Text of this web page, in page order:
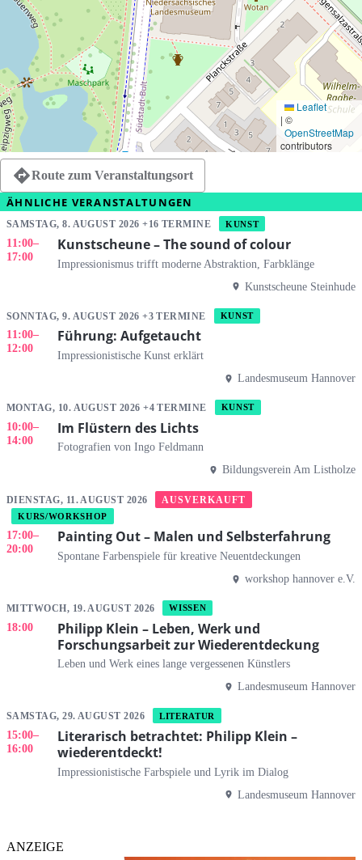
Leaflet
| ©
OpenStreetMap
contributors
Route zum Veranstaltungsort
ÄHNLICHE VERANSTALTUNGEN
SAMSTAG, 8. AUGUST 2026 +16 TERMINE KUNST
11:00–
17:00
Kunstscheune – The sound of colour
Impressionismus trifft moderne Abstraktion, Farbklänge
Kunstscheune Steinhude
SONNTAG, 9. AUGUST 2026 +3 TERMINE KUNST
11:00–
12:00
Führung: Aufgetaucht
Impressionistische Kunst erklärt
Landesmuseum Hannover
MONTAG, 10. AUGUST 2026 +4 TERMINE KUNST
10:00–
14:00
Im Flüstern des Lichts
Fotografien von Ingo Feldmann
Bildungsverein Am Listholze
DIENSTAG, 11. AUGUST 2026 AUSVERKAUFT
KURS/WORKSHOP
17:00–
20:00
Painting Out – Malen und Selbsterfahrung
Spontane Farbenspiele für kreative Neuentdeckungen
workshop hannover e.V.
MITTWOCH, 19. AUGUST 2026 WISSEN
18:00
Philipp Klein – Leben, Werk und
Forschungsarbeit zur Wiederentdeckung
Leben und Werk eines lange vergessenen Künstlers
Landesmuseum Hannover
SAMSTAG, 29. AUGUST 2026 LITERATUR
15:00–
16:00
Literarisch betrachtet: Philipp Klein –
wiederentdeckt!
Impressionistische Farbspiele und Lyrik im Dialog
Landesmuseum Hannover
ANZEIGE